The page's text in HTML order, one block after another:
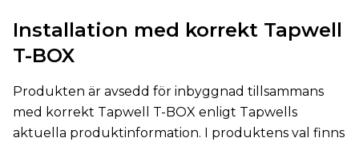
Installation med korrekt Tapwell
T-BOX
Produkten är avsedd för inbyggnad tillsammans
med korrekt Tapwell T-BOX enligt Tapwells
aktuella produktinformation. I produktens val finns